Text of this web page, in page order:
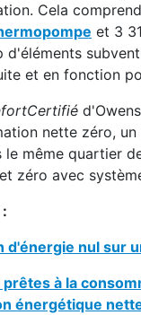
Cela
et 3
et en fonction
nette zéro,
même quartier
zéro avec
d'énergie nul sur
à la
énergétique